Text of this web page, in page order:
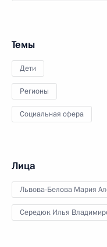
Темы
Дети
Регионы
Социальная сфера
Лица
Львова-Белова Мария
Середюк Илья